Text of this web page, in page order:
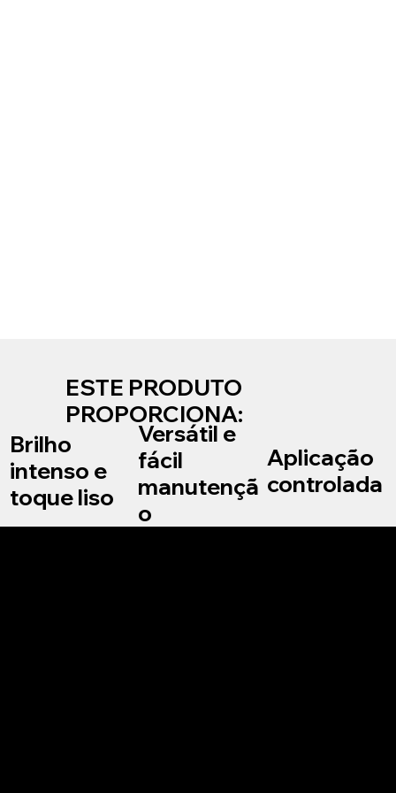
ESTE PRODUTO
PROPORCIONA:
Brilho
intenso e
toque liso
Versátil e
fácil
manutençã
o
Aplicação
controlada